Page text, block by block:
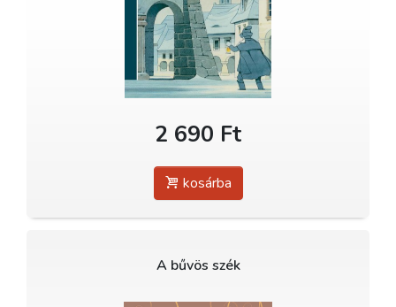
2 690 Ft
kosárba
A bűvös szék